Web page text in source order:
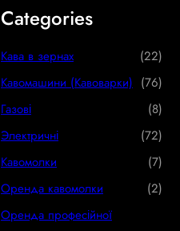
Categories
Кава в зернах 222
2
p
r
o
d
Кавомашини (Кавоварки) 767
6
p
r
o
Газові 88
p
r
o
Электричні 727
2
p
Кавомолки 77
p
Оренда кавомолки 22
Оренда професійної